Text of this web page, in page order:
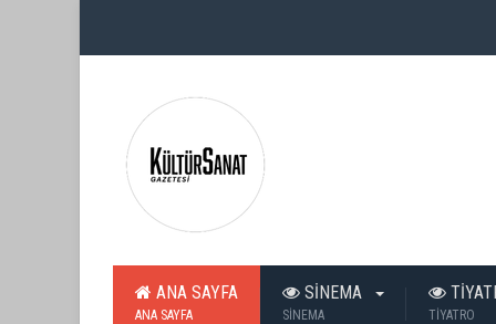
ANA SAYFA
ANA SAYFA
SİNEMA
SİNEMA TİYATRO